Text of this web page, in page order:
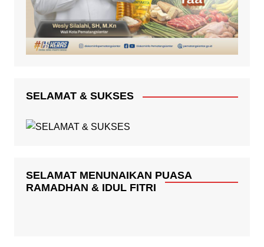
SELAMAT & SUKSES
SELAMAT MENUNAIKAN PUASA
RAMADHAN & IDUL FITRI